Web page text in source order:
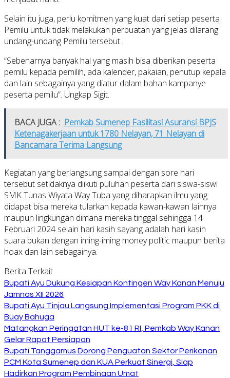
Selain itu juga, perlu komitmen yang kuat dari setiap peserta
Pemilu untuk tidak melakukan perbuatan yang jelas dilarang
undang-undang Pemilu tersebut.
“Sebenarnya banyak hal yang masih bisa diberikan peserta
pemilu kepada pemilih, ada kalender, pakaian, penutup kepala
dan lain sebagainya yang diatur dalam bahan kampanye
peserta pemilu”. Ungkap Sigit.
BACA JUGA : Pemkab Sumenep Fasilitasi Asuransi BPJS
Ketenagakerjaan untuk 1780 Nelayan, 71 Nelayan di
Bancamara Terima Langsung
Kegiatan yang berlangsung sampai dengan sore hari
tersebut setidaknya diikuti puluhan peserta dari siswa-siswi
SMK Tunas Wiyata Way Tuba yang diharapkan ilmu yang
didapat bisa mereka tularkan kepada kawan-kawan lainnya
maupun lingkungan dimana mereka tinggal sehingga 14
Februari 2024 selain hari kasih sayang adalah hari kasih
suara bukan dengan iming-iming money politic maupun berita
hoax dan lain sebagainya.
Berita Terkait
Bupati Ayu Dukung Kesiapan Kontingen Way Kanan Menuju
Jamnas XII 2026
Bupati Ayu Tinjau Langsung Implementasi Program PKK di
Buay Bahuga
Matangkan Peringatan HUT ke-81 RI, Pemkab Way Kanan
Gelar Rapat Persiapan
Bupati Tanggamus Dorong Penguatan Sektor Perikanan
PCM Kota Sumenep dan KUA Perkuat Sinergi, Siap
Hadirkan Program Pembinaan Umat